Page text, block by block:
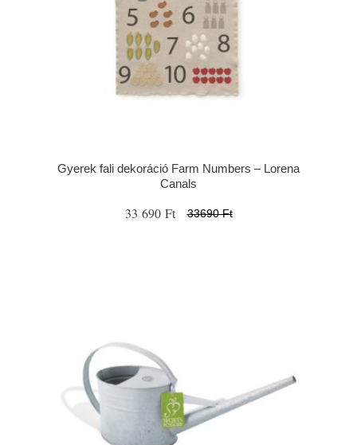
Gyerek fali dekoráció Farm Numbers – Lorena
Canals
33 690 Ft 33690 Ft